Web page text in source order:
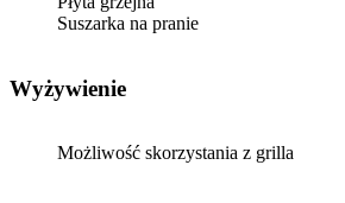
Suszarka na pranie
Wyżywienie
Możliwość skorzystania z grilla